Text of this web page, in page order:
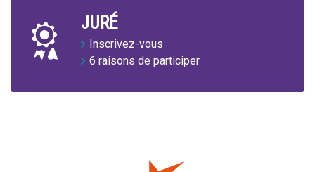
JURÉ
Inscrivez-vous
6 raisons de participer